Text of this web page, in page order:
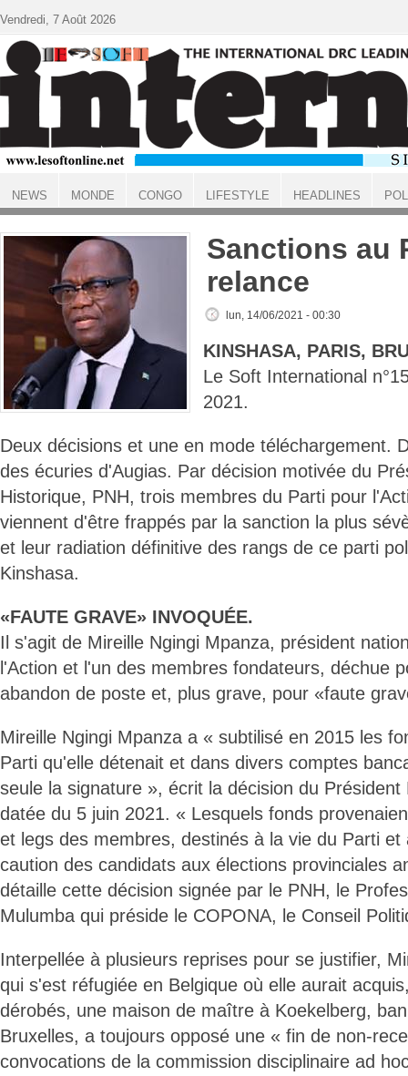
ACCUEIL
Sanctions au
relance
lun, 14/06/2021 - 00:30
KINSHASA, PARIS,
Le Soft International
2021.
Deux décisions et une en mode téléchargement.
des écuries d'Augias. Par décision motivée du
Historique, PNH, trois membres du Parti pour
viennent d'être frappés par la sanction la plus
et leur radiation définitive des rangs de ce parti
Kinshasa.
«FAUTE GRAVE» INVOQUÉE.
Il s'agit de Mireille Ngingi Mpanza, président
l'Action et l'un des membres fondateurs, déchue
abandon de poste et, plus grave, pour «faute
Mireille Ngingi Mpanza a « subtilisé en 2015 les
Parti qu'elle détenait et dans divers comptes
seule la signature », écrit la décision du Président
datée du 5 juin 2021. « Lesquels fonds
et legs des membres, destinés à la vie du Parti et
caution des candidats aux élections provinciales
détaille cette décision signée par le PNH, le
Mulumba qui préside le COPONA, le Conseil
Interpellée à plusieurs reprises pour se justifier,
qui s'est réfugiée en Belgique où elle aurait
dérobés, une maison de maître à Koekelberg,
Bruxelles, a toujours opposé une « fin de non-
convocations de la commission disciplinaire ad
Vendredi, 7 Août 2026
NEWS MONDE CONGO LIFESTYLE HEADLINES